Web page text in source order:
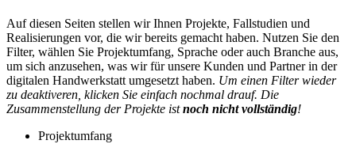
Auf diesen Seiten stellen wir Ihnen Projekte, Fallstudien und
Realisierungen vor, die wir bereits gemacht haben. Nutzen Sie den
Filter, wählen Sie Projektumfang, Sprache oder auch Branche aus,
um sich anzusehen, was wir für unsere Kunden und Partner in der
digitalen Handwerkstatt umgesetzt haben. Um einen Filter wieder
zu deaktiveren, klicken Sie einfach nochmal drauf. Die
Zusammenstellung der Projekte istnoch nicht vollständig!
Projektumfang